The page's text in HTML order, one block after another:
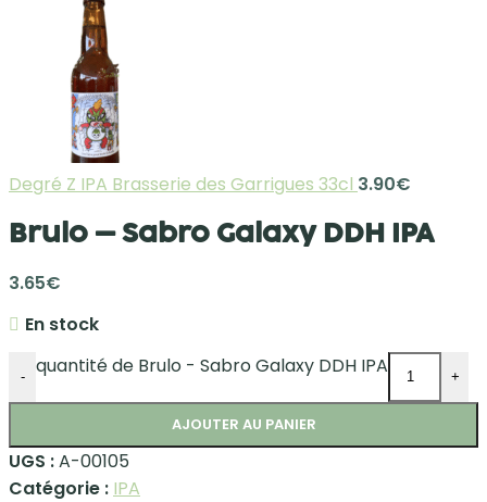
Degré Z IPA Brasserie des Garrigues 33cl 3.90€
Brulo – Sabro Galaxy DDH IPA
3.65€
En stock
- quantité de Brulo - Sabro Galaxy DDH IPA +
AJOUTER AU PANIER
UGS :A-00105
Catégorie : IPA